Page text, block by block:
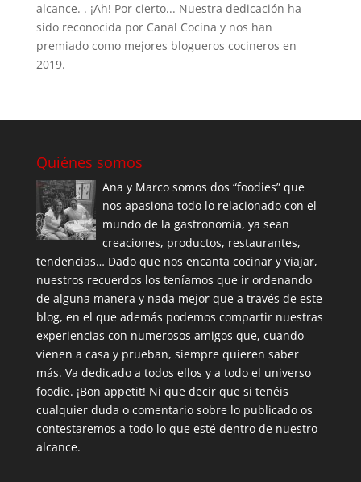
alcance. . ¡Ah! Por cierto... Nuestra dedicación ha
sido reconocida por Canal Cocina y nos han
premiado como mejores blogueros cocineros en
2019.
Quiénes somos
Ana y Marco somos dos “foodies” que
nos apasiona todo lo relacionado con el
mundo de la gastronomía, ya sean
creaciones, productos, restaurantes,
tendencias… Dado que nos encanta cocinar y viajar,
nuestros recuerdos los teníamos que ir ordenando
de alguna manera y nada mejor que a través de este
blog, en el que además podemos compartir nuestras
experiencias con numerosos amigos que, cuando
vienen a casa y prueban, siempre quieren saber
más. Va dedicado a todos ellos y a todo el universo
foodie. ¡Bon appetit! Ni que decir que si tenéis
cualquier duda o comentario sobre lo publicado os
contestaremos a todo lo que esté dentro de nuestro
alcance.